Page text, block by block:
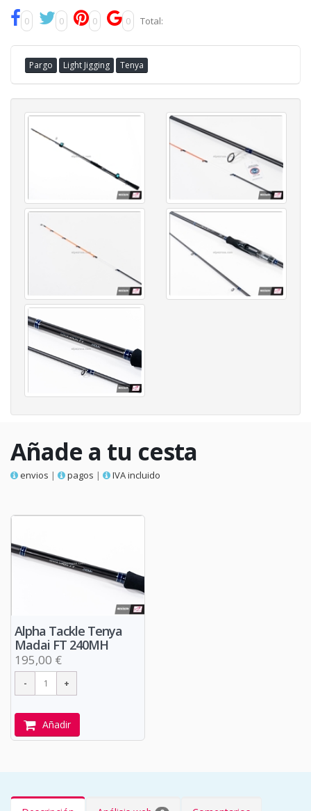
0 0 0 0 Total:
Pargo Light Jigging Tenya
Añade a tu cesta
envios | pagos | IVA incluido
Alpha Tackle Tenya
Madai FT 240MH
195,00 €
Añadir